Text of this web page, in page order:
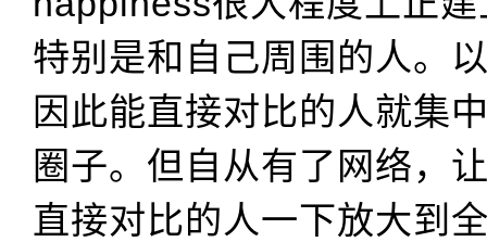
特别是和自己周围的人。
因此能直接对比的人就集
圈子。但自从有了网络，
直接对比的人一下放大到